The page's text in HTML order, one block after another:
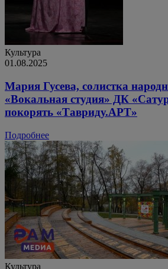
Культура
01.08.2025
Мария Гусева, солистка
«Вокальная студия» ДК
покорять «Тавриду.АРТ»
Подробнее
Культура